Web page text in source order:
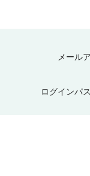
メール
ログインパ